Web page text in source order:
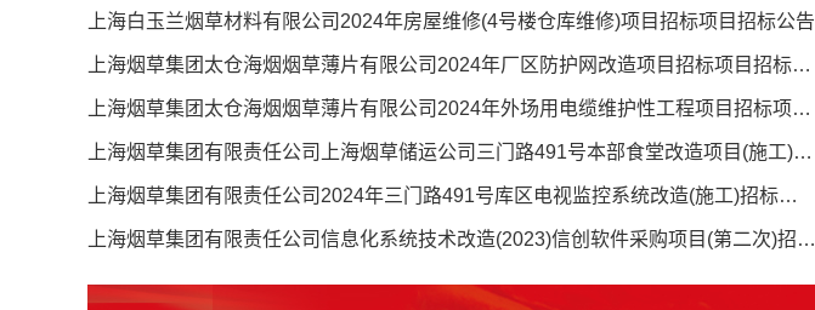
上海白玉兰烟草材料有限公司2024年房屋维修(4号楼仓库维修)项目招标项目招标公告
上海烟草集团太仓海烟烟草薄片有限公司2024年厂区防护网改造项目招标项目招标公告
上海烟草集团太仓海烟烟草薄片有限公司2024年外场用电缆维护性工程项目招标项目招标公告
上海烟草集团有限责任公司上海烟草储运公司三门路491号本部食堂改造项目(施工)项目公告
上海烟草集团有限责任公司2024年三门路491号库区电视监控系统改造(施工)招标公告
上海烟草集团有限责任公司信息化系统技术改造(2023)信创软件采购项目(第二次)招标公告